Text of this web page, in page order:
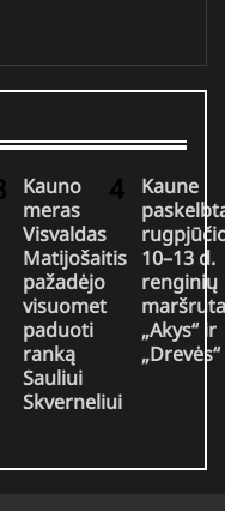
Kauno
meras
Visvaldas
Matijošaitis
pažadėjo
visuomet
paduoti
ranką
Sauliui
Skverneliui
Kaune
10–13 d.
renginių
„Akys“ ir
„Drevės“